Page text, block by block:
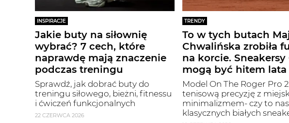
INSPIRACJE
Jakie buty na siłownię
wybrać? 7 cech, które
naprawdę mają znaczenie
podczas treningu
Sprawdź, jak dobrać buty do
treningu siłowego, bieżni, fitnessu
i ćwiczeń funkcjonalnych
22 CZERWCA 2026
TRENDY
To w tych butach
Chwalińska zrobiła
na korcie. Sneakersy
mogą być hitem lata
Model On The Roger Pro 2
tenisową precyzję z
minimalizmem- czy to
klasycznych białych